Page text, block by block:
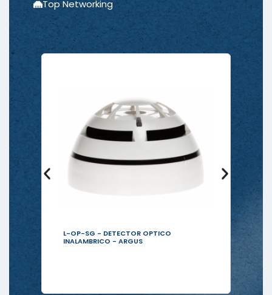
Top Networking
Vea más
L-OP-SG - DETECTOR OPTICO
INALAMBRICO - ARGUS